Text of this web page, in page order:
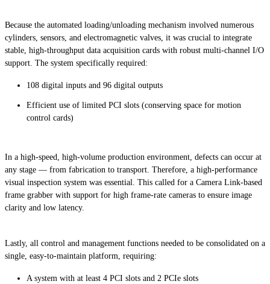
Because the automated loading/unloading mechanism involved numerous
cylinders, sensors, and electromagnetic valves, it was crucial to integrate
stable, high-throughput data acquisition cards with robust multi-channel I/O
support. The system specifically required:
108 digital inputs and 96 digital outputs
Efficient use of limited PCI slots (conserving space for motion
control cards)
In a high-speed, high-volume production environment, defects can occur at
any stage — from fabrication to transport. Therefore, a high-performance
visual inspection system was essential. This called for a Camera Link-based
frame grabber with support for high frame-rate cameras to ensure image
clarity and low latency.
Lastly, all control and management functions needed to be consolidated on a
single, easy-to-maintain platform, requiring:
A system with at least 4 PCI slots and 2 PCIe slots